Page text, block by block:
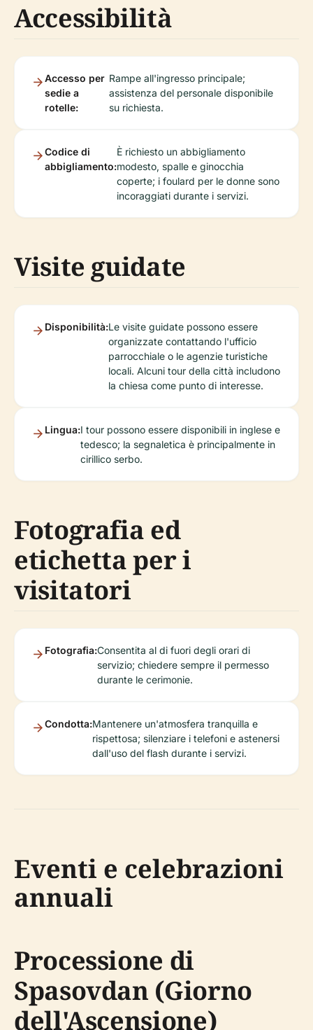
Accessibilità
Accesso per
sedie a
rotelle:
Rampe all'ingresso principale;
assistenza del personale disponibile
su richiesta.
Codice di
abbigliamento:
È richiesto un abbigliamento
modesto, spalle e ginocchia
coperte; i foulard per le donne sono
incoraggiati durante i servizi.
Visite guidate
Disponibilità:Le visite guidate possono essere
organizzate contattando l'ufficio
parrocchiale o le agenzie turistiche
locali. Alcuni tour della città includono
la chiesa come punto di interesse.
Lingua:I tour possono essere disponibili in inglese e
tedesco; la segnaletica è principalmente in
cirillico serbo.
Fotografia ed
etichetta per i
visitatori
Fotografia:Consentita al di fuori degli orari di
servizio; chiedere sempre il permesso
durante le cerimonie.
Condotta:Mantenere un'atmosfera tranquilla e
rispettosa; silenziare i telefoni e astenersi
dall'uso del flash durante i servizi.
Eventi e celebrazioni
annuali
Processione di
Spasovdan (Giorno
dell'Ascensione)